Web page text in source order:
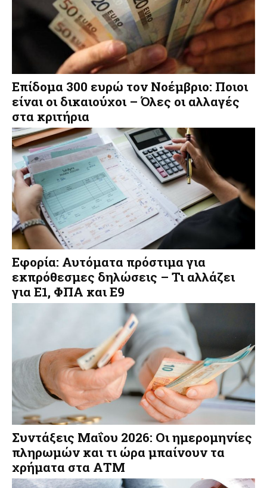
Επίδομα 300 ευρώ τον Νοέμβριο: Ποιοι
είναι οι δικαιούχοι – Όλες οι αλλαγές
στα κριτήρια
Εφορία: Αυτόματα πρόστιμα για
εκπρόθεσμες δηλώσεις – Τι αλλάζει
για Ε1, ΦΠΑ και Ε9
Συντάξεις Μαΐου 2026: Οι ημερομηνίες
πληρωμών και τι ώρα μπαίνουν τα
χρήματα στα ΑΤΜ